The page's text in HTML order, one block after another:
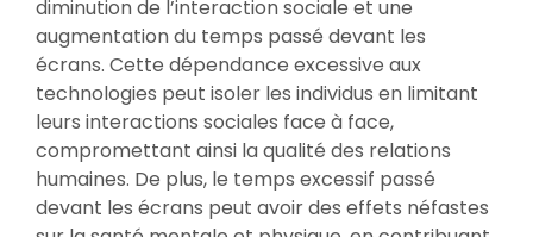
diminution de l’interaction sociale et une
augmentation du temps passé devant les
écrans. Cette dépendance excessive aux
technologies peut isoler les individus en limitant
leurs interactions sociales face à face,
compromettant ainsi la qualité des relations
humaines. De plus, le temps excessif passé
devant les écrans peut avoir des effets néfastes